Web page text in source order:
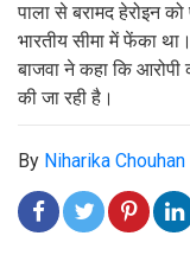
पाला से बरामद हेरोइन
भारतीय सीमा में फेंका
बाजवा ने कहा कि
की जा रही है।
By Niharika Chouhan